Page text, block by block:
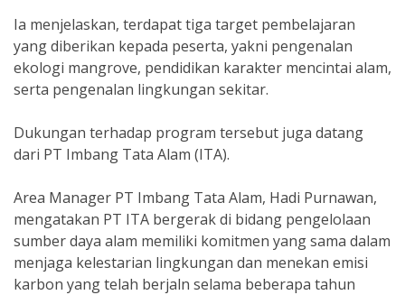
Ia menjelaskan, terdapat tiga target pembelajaran
yang diberikan kepada peserta, yakni pengenalan
ekologi mangrove, pendidikan karakter mencintai alam,
serta pengenalan lingkungan sekitar.
Dukungan terhadap program tersebut juga datang
dari PT Imbang Tata Alam (ITA).
Area Manager PT Imbang Tata Alam, Hadi Purnawan,
mengatakan PT ITA bergerak di bidang pengelolaan
sumber daya alam memiliki komitmen yang sama dalam
menjaga kelestarian lingkungan dan menekan emisi
karbon yang telah berjaln selama beberapa tahun